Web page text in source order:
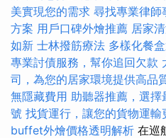
美實現您的需求 尋找專業律師
方案 用戶口碑外燴推薦 居家
如新 士林撥筋療法 多樣化餐
專業討債服務，幫你追回欠款
司，為您的居家環境提供高品
無隱藏費用 助聽器推薦，選擇
號 找貨運行，讓您的貨物運輸
buffet外燴價格透明解析 在巡